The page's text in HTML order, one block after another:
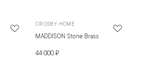
CROSBY-HOME
MADDISON Stone Brass
44 000 ₽